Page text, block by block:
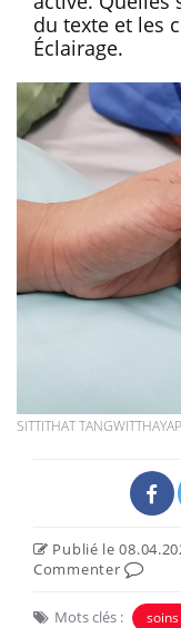
du texte et les
Éclairage.
SITTITHAT
Publié le
Commenter
Mots clés :